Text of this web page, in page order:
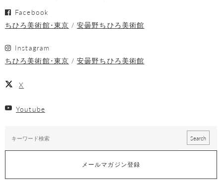
Facebook
ちひろ美術館･東京
安曇野ちひろ美術館
Instagram
ちひろ美術館･東京
安曇野ちひろ美術館
X
Youtube
メールマガジン登録